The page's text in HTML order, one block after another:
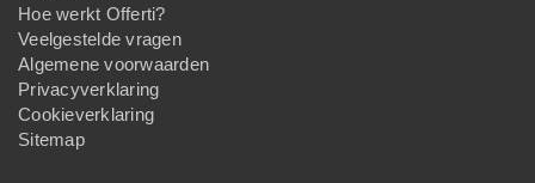
Hoe werkt Offerti?
Veelgestelde vragen
Algemene voorwaarden
Privacyverklaring
Cookieverklaring
Sitemap